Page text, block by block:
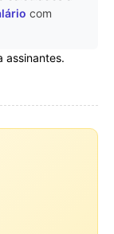
com
assinantes.